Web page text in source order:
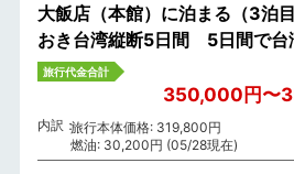
大飯店（本館）に泊まる（3泊
おき台湾縦断5日間 5日間で台
旅行代金合計
350,000円〜
内訳 旅行本体価格: 319,800円
燃油: 30,200円 (05/28現在)